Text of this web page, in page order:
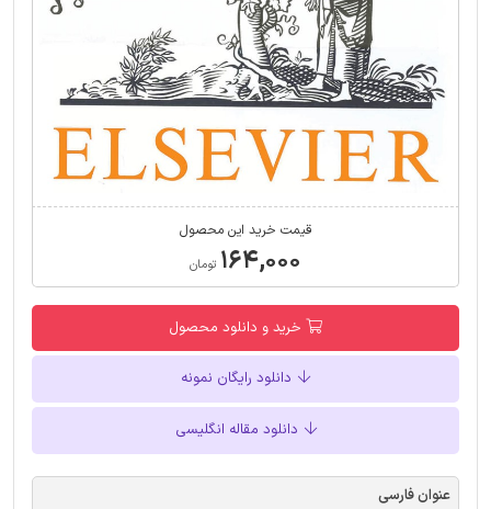
قیمت خرید این محصول
۱۶۴,۰۰۰ تومان
خرید و دانلود محصول
دانلود رایگان نمونه
دانلود مقاله انگلیسی
عنوان فارسی